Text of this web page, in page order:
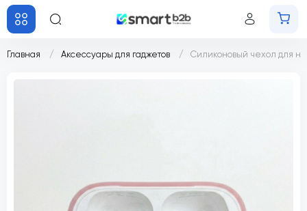
Главная Аксессуары для гаджетов Силиконовый чехол для